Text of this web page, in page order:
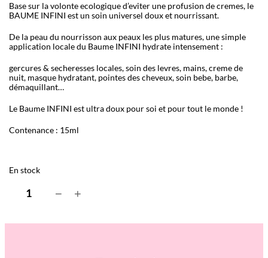
Base sur la volonte ecologique d’eviter une profusion de cremes, le
BAUME INFINI est un soin universel doux et nourrissant.
De la peau du nourrisson aux peaux les plus matures, une simple
application locale du Baume INFINI hydrate intensement :
gercures & secheresses locales, soin des levres, mains, creme de
nuit, masque hydratant, pointes des cheveux, soin bebe, barbe,
démaquillant…
Le Baume INFINI est ultra doux pour soi et pour tout le monde !
Contenance : 15ml
En stock
t
− +